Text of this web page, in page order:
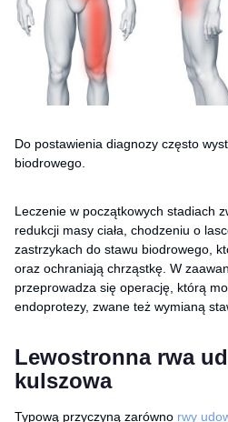
Do postawienia diagnozy często
biodrowego.
Leczenie w początkowych stadiach
redukcji masy ciała, chodzeniu o
zastrzykach do stawu biodrowego,
oraz ochraniają chrząstkę. W
przeprowadza się operację, którą
endoprotezy, zwane też wymianą
Lewostronna rwa
kulszowa
Typową przyczyną zarówno rwy